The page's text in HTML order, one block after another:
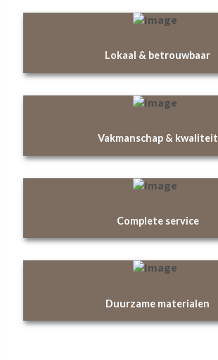
Lokaal & betrouwbaar
Vakmanschap & kwaliteit
Complete service
Duurzame materialen